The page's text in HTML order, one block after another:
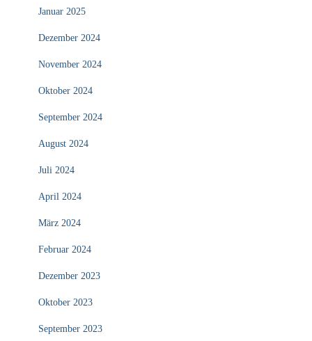
Januar 2025
Dezember 2024
November 2024
Oktober 2024
September 2024
August 2024
Juli 2024
April 2024
März 2024
Februar 2024
Dezember 2023
Oktober 2023
September 2023